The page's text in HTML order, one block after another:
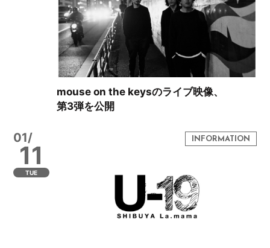
mouse on the keysのライブ映像、
第3弾を公開
01/
11
TUE